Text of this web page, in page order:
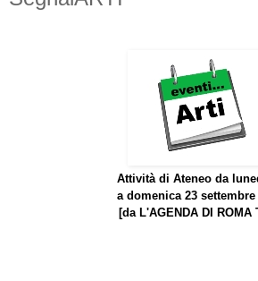
Attività di Ateneo da
a domenica 23 settembre
[da L'AGENDA DI ROMA